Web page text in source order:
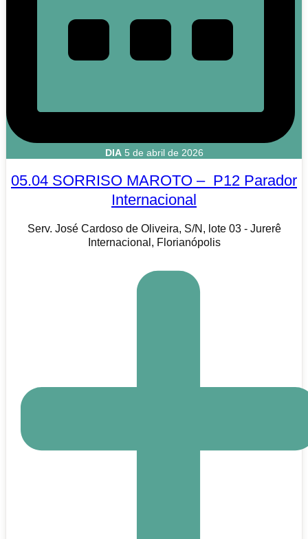
DIA5 de abril de 2026
05.04 SORRISO MAROTO – P12 Parador
Internacional
Serv. José Cardoso de Oliveira, S/N, lote 03 - Jurerê
Internacional, Florianópolis